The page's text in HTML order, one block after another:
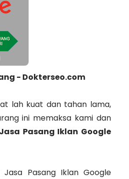
- Dokterseo.com
lah kuat dan tahan lama,
ini memaksa kami dan
Jasa Pasang Iklan Google
Pasang Iklan Google